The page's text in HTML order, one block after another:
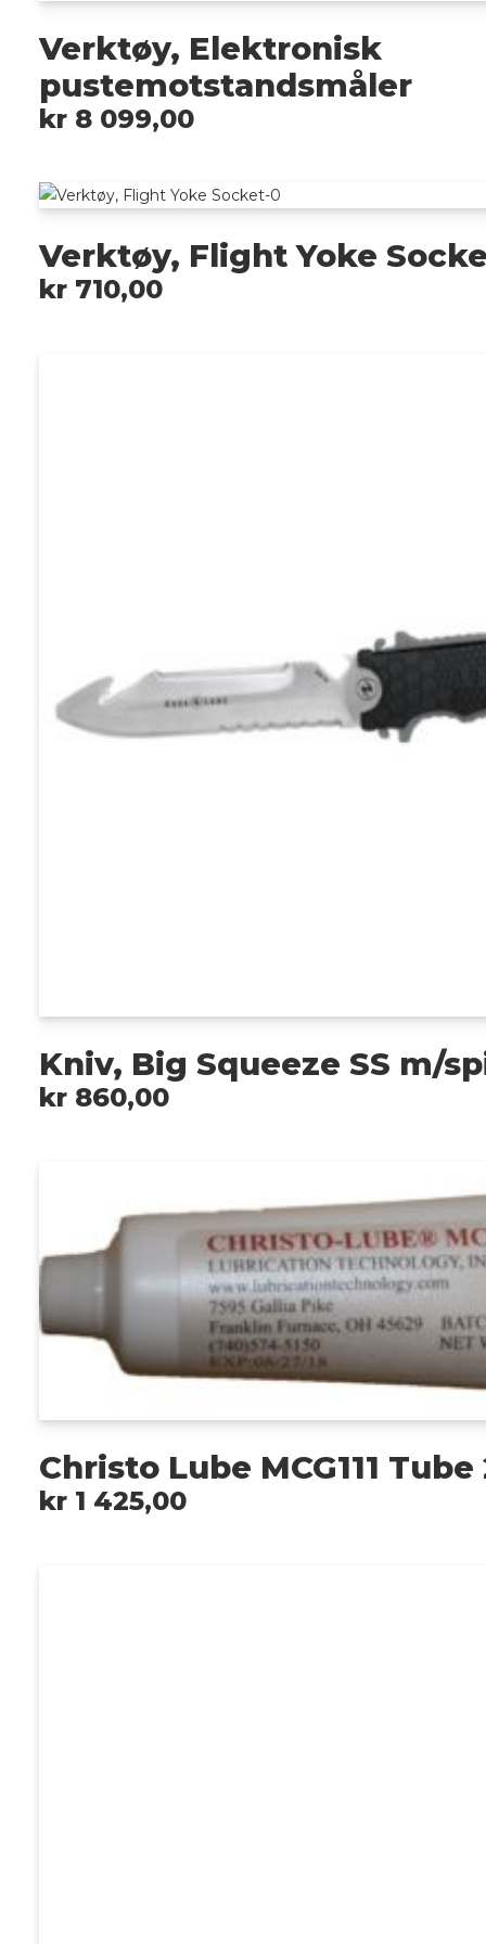
Verktøy, Elektronisk
pustemotstandsmåler
kr 8 099,00
Verktøy, Flight Yoke
kr 710,00
Kniv, Big Squeeze SS m/
kr 860,00
Christo Lube MCG111
kr 1 425,00